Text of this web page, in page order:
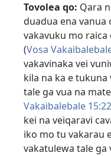
Tovolea qo: Qara
duadua ena vanua
vakavuku mo raica
(Vosa
vakavinaka vei
kila na ka e
tale ga vua na
Vakaibalebale 15:22
kei na veiqaravi
iko mo tu vakarau
vakatulewa tale ga